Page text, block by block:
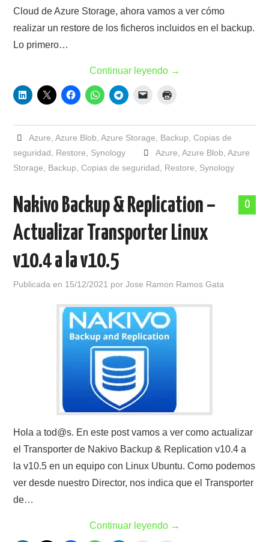
Cloud de Azure Storage, ahora vamos a ver cómo
realizar un restore de los ficheros incluidos en el backup.
Lo primero…
Continuar leyendo →
Azure Azure Blob Azure Storage Backup Copias de
seguridad
Restore Synology Azure Azure Blob Azure
Storage
Backup ,Copias de seguridad Restore Synology
0
Nakivo Backup & Replication –
Actualizar Transporter Linux
v10.4 a la v10.5
Publicada en 15/12/2021 porJose Ramon Ramos Gata
Hola a tod@s. En este post vamos a ver como actualizar
el Transporter de Nakivo Backup & Replication v10.4 a
la v10.5 en un equipo con Linux Ubuntu. Como podemos
ver desde nuestro Director, nos indica que el Transporter
de…
Continuar leyendo →